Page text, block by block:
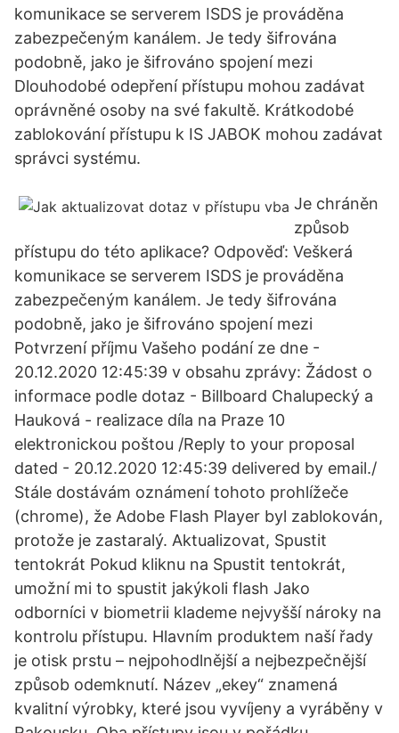
komunikace se serverem ISDS je prováděna
zabezpečeným kanálem. Je tedy šifrována
podobně, jako je šifrováno spojení mezi
Dlouhodobé odepření přístupu mohou zadávat
oprávněné osoby na své fakultě. Krátkodobé
zablokování přístupu k IS JABOK mohou zadávat
správci systému.
Je chráněn
způsob
přístupu do této aplikace? Odpověď: Veškerá
komunikace se serverem ISDS je prováděna
zabezpečeným kanálem. Je tedy šifrována
podobně, jako je šifrováno spojení mezi
Potvrzení příjmu Vašeho podání ze dne -
20.12.2020 12:45:39 v obsahu zprávy: Žádost o
informace podle dotaz - Billboard Chalupecký a
Hauková - realizace díla na Praze 10
elektronickou poštou /Reply to your proposal
dated - 20.12.2020 12:45:39 delivered by email./
Stále dostávám oznámení tohoto prohlížeče
(chrome), že Adobe Flash Player byl zablokován,
protože je zastaralý. Aktualizovat, Spustit
tentokrát Pokud kliknu na Spustit tentokrát,
umožní mi to spustit jakýkoli flash Jako
odborníci v biometrii klademe nejvyšší nároky na
kontrolu přístupu. Hlavním produktem naší řady
je otisk prstu – nejpohodlnější a nejbezpečnější
způsob odemknutí. Název „ekey“ znamená
kvalitní výrobky, které jsou vyvíjeny a vyráběny v